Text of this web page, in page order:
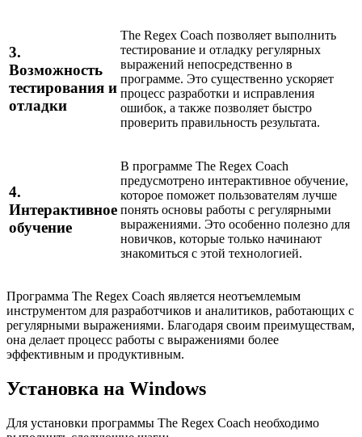
3.
Возможность
тестирования и
отладки
The Regex Coach позволяет выполнить
тестирование и отладку регулярных
выражений непосредственно в
программе. Это существенно ускоряет
процесс разработки и исправления
ошибок, а также позволяет быстро
проверить правильность результата.
4.
Интерактивное
обучение
В программе The Regex Coach
предусмотрено интерактивное обучение,
которое поможет пользователям лучше
понять основы работы с регулярными
выражениями. Это особенно полезно для
новичков, которые только начинают
знакомиться с этой технологией.
Программа The Regex Coach является неотъемлемым
инструментом для разработчиков и аналитиков, работающих с
регулярными выражениями. Благодаря своим преимуществам,
она делает процесс работы с выражениями более
эффективным и продуктивным.
Установка на Windows
Для установки программы The Regex Coach необходимо